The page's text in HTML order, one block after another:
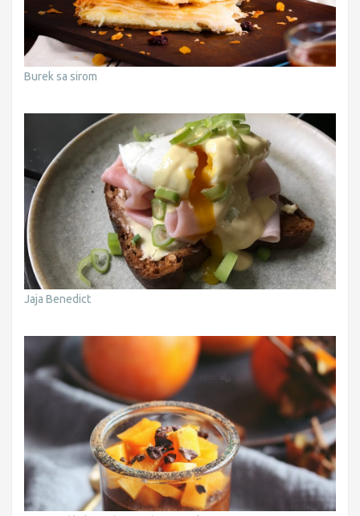
Burek sa sirom
Jaja Benedict